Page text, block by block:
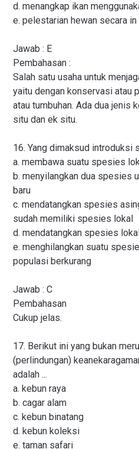
d. menangkap ikan
e. pelestarian hewan secara
Jawab : E
Pembahasan :
Salah satu usaha untuk
yaitu dengan konservasi atau
atau tumbuhan. Ada dua jenis
situ dan ek situ.
16. Yang dimaksud introduksi
a. membawa suatu spesies
b. menyilangkan dua spesies
baru
c. mendatangkan spesies
sudah memiliki spesies lokal
d. mendatangkan spesies
e. menghilangkan suatu
populasi berkurang
Jawab : C
Pembahasan
Cukup jelas.
17. Berikut ini yang bukan
(perlindungan)
adalah ...
a. kebun raya
b. cagar alam
c. kebun binatang
d. kebun koleksi
e. taman safari